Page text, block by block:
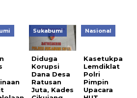
Sukabumi
Diduga
Korupsi
Dana Desa
Ratusan
Juta, Kades
Nasional
Kasetukpa
Lemdiklat
Polri
Pimpin
Upacara